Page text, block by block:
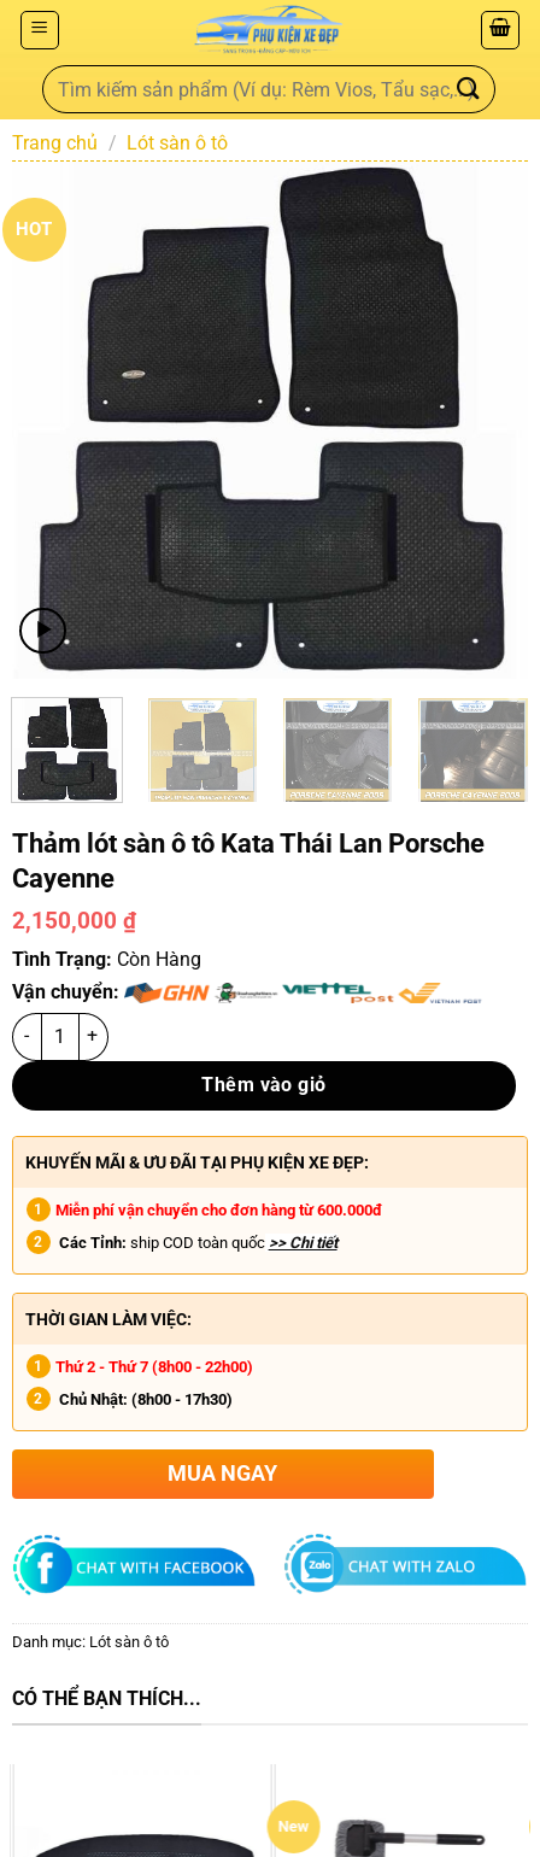
Trang chủ / Lót sàn ô tô
HOT
Thảm lót sàn ô tô Kata Thái Lan Porsche
Cayenne
2,150,000 ₫
Tình Trạng: Còn Hàng
Vận chuyển:
Thêm vào giỏ
KHUYẾN MÃI & ƯU ĐÃI TẠI PHỤ KIỆN XE ĐẸP:
Miễn phí vận chuyển cho đơn hàng từ 600.000đ
Các Tỉnh: ship COD toàn quốc >> Chi tiết
THỜI GIAN LÀM VIỆC:
Thứ 2 - Thứ 7 (8h00 - 22h00)
Chủ Nhật: (8h00 - 17h30)
MUA NGAY
Danh mục: Lót sàn ô tô
CÓ THỂ BẠN THÍCH...
HOT